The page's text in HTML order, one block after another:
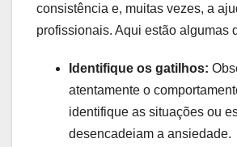
consistência e, muitas vezes, a
profissionais. Aqui estão algumas
Identifique os gatilhos:
atentamente o
identifique as situações ou
desencadeiam a ansiedade.